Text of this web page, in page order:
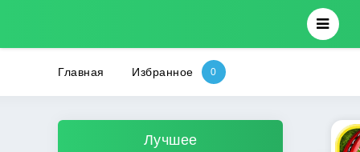
Главная Избранное
Лучшее